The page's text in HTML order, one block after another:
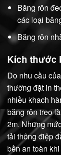
Băng rôn
các loại
Băng rôn
Kích thước
Do nhu cầu
thường đặt in
nhiều khach
băng rôn treo
2m. Những
tải thông điệp
bền an toàn